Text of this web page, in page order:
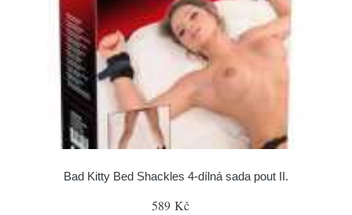
Bad Kitty Bed Shackles 4-dílná sada pout II.
589 Kč